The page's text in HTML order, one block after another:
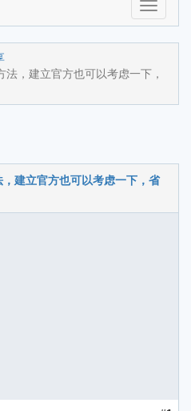
Toggle
，建立官方也可以考虑一下，
建立官方也可以考虑一下，省